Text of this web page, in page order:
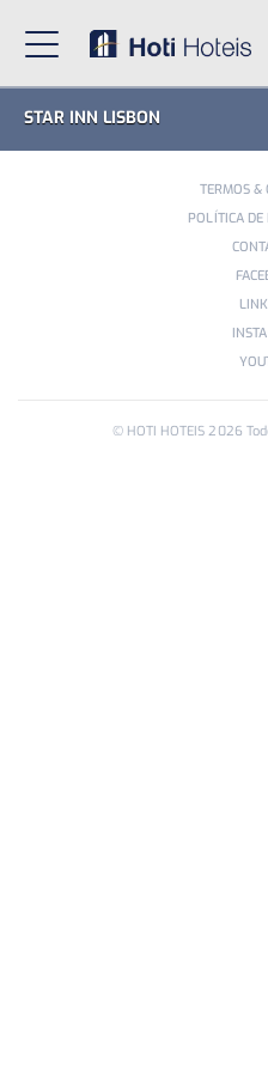
STAR INN LISBON
TERMOS &
POLÍTICA DE
© HOTI HOTEIS2026